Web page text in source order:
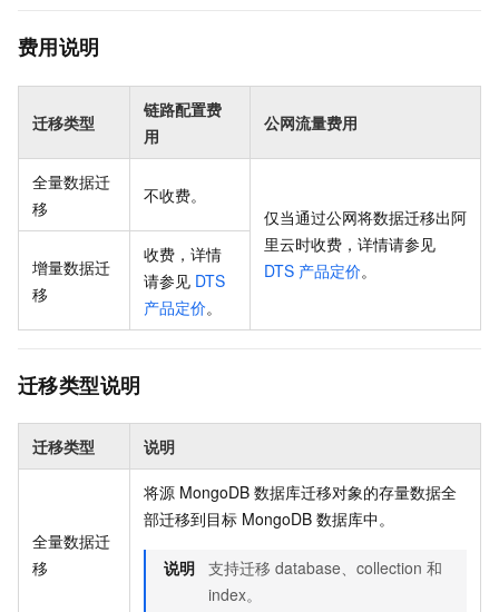
费用说明
迁移类型
链路配置费
用
公网流量费用
全量数据迁
移
不收费。
仅当通过公网将数据迁移出阿
里云时收费，详情请参见
DTS 产品定价。
增量数据迁
移
收费，详情
请参见 DTS
产品定价。
迁移类型说明
迁移类型 说明
全量数据迁
移
将源 MongoDB 数据库迁移对象的存量数据全
部迁移到目标 MongoDB 数据库中。
说明 支持迁移 database、collection 和
index。